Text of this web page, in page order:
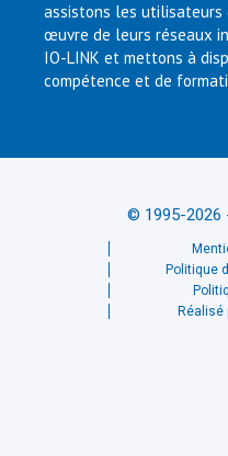
assistons les utilisateurs
œuvre de leurs réseaux
IO-LINK et mettons à
compétence et de
© 1995-2026
Politique
Réalisé